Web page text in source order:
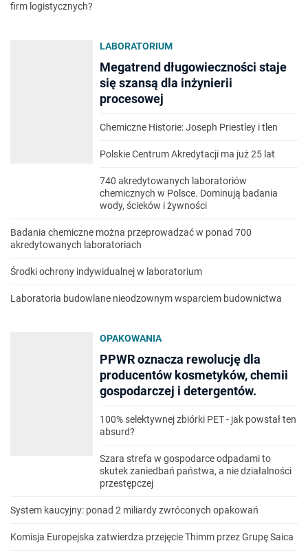
firm logistycznych?
LABORATORIUM
Megatrend długowieczności staje
się szansą dla inżynierii
procesowej
Chemiczne Historie: Joseph Priestley i tlen
Polskie Centrum Akredytacji ma już 25 lat
740 akredytowanych laboratoriów
chemicznych w Polsce. Dominują badania
wody, ścieków i żywności
Badania chemiczne można przeprowadzać w ponad 700
akredytowanych laboratoriach
Środki ochrony indywidualnej w laboratorium
Laboratoria budowlane nieodzownym wsparciem budownictwa
OPAKOWANIA
PPWR oznacza rewolucję dla
producentów kosmetyków, chemii
gospodarczej i detergentów.
100% selektywnej zbiórki PET - jak powstał ten
absurd?
Szara strefa w gospodarce odpadami to
skutek zaniedbań państwa, a nie działalności
przestępczej
System kaucyjny: ponad 2 miliardy zwróconych opakowań
Komisja Europejska zatwierdza przejęcie Thimm przez Grupę Saica